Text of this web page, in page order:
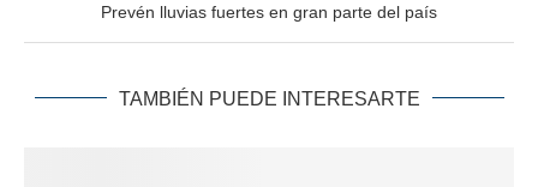
Prevén lluvias fuertes en gran parte del país
TAMBIÉN PUEDE INTERESARTE